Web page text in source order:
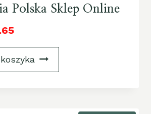
Polska Sklep Online